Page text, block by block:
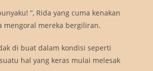
”, Rida yang cuma kenakan
mengoral mereka bergiliran.
di buat dalam kondisi seperti
hal yang keras mulai melesak